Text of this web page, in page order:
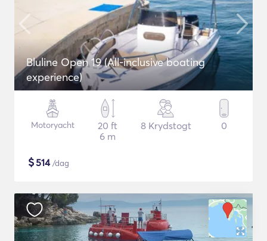
Bluline Open 19 (All-inclusive boating
experience)
Motoryacht
20 ft
6 m
8 Krydstogt 0
$514/dag